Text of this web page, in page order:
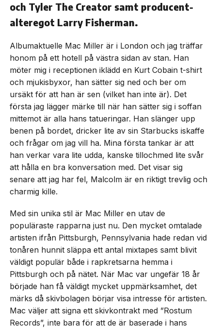
och Tyler The Creator samt producent-
alteregot Larry Fisherman.
Albumaktuelle Mac Miller är i London och jag träffar
honom på ett hotell på västra sidan av stan. Han
möter mig i receptionen iklädd en Kurt Cobain t-shirt
och mjukisbyxor, han sätter sig ned och ber om
ursäkt för att han är sen (vilket han inte är). Det
första jag lägger märke till när han sätter sig i soffan
mittemot är alla hans tatueringar. Han slänger upp
benen på bordet, dricker lite av sin Starbucks iskaffe
och frågar om jag vill ha. Mina första tankar är att
han verkar vara lite udda, kanske tillochmed lite svår
att hålla en bra konversation med. Det visar sig
senare att jag har fel, Malcolm är en riktigt trevlig och
charmig kille.
Med sin unika stil är Mac Miller en utav de
populäraste rapparna just nu. Den mycket omtalade
artisten ifrån Pittsburgh, Pennsylvania hade redan vid
tonåren hunnit släppa ett antal mixtapes samt blivit
väldigt populär både i rapkretsarna hemma i
Pittsburgh och på nätet. När Mac var ungefär 18 år
började han få väldigt mycket uppmärksamhet, det
märks då skivbolagen börjar visa intresse för artisten.
Mac väljer att signa ett skivkontrakt med ”Rostum
Records”, inte bara för att de är baserade i hans